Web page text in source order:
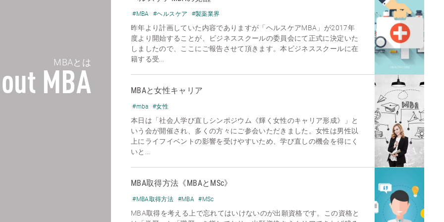
MBAとは
MBA
#MBA #ヘルスケア #製薬業界
昨年より計画していた内容でありますが「ヘルスケアMBA」が2017年
度より開始することが、ビジネススクールの委員会にて正式に決定いた
しましたので、ここにご報告させて頂きます。本ビジネススクールに在
籍する受...
MBAと女性キャリア
#mba #女性
本日は「社会人学び直しシンポジウム《輝く女性のキャリア形成》」と
いう会が開催され、多くの方々にご参会いただきました。女性は男性以
上にライフイベントの影響を受けやすいため、学び直しの機会を得にく
いと...
MBA取得方法《MBAとMSc》
#MBA取得方法 #MBA #MSc
MBA取得を考える上で忘れてはいけないのが出願資格です。この資格と